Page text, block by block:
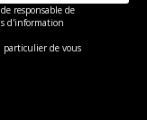
responsable de
d'information
particulier de vous